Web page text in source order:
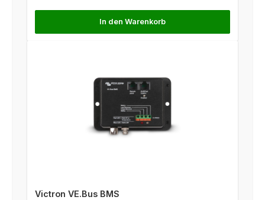
In den Warenkorb
Victron VE.Bus BMS